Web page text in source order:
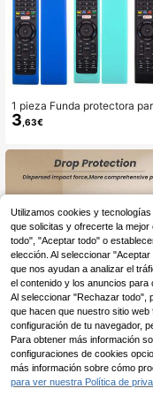
1 pieza Funda protectora
ol remoto de TV, compatible
MF-TX300P/RMF-TX200P/
ginal, Día de la Mujer,
nciales de viaje, Recuerdos
a, Y2k, Dormitorio,
automóviles de mujer,
e cocina, Decoración de
galo del Día de la Madre,
n de dormitorio, Jardín,
de cocina, Verano, Playa,
esenciales de viaje,
habitación, Suave,
3 ,63€
Funda protectora para los
remotos BN59-01315A,
5B, BN59-01315D, BN59-
on diseño antideslizante y a
3,70€
Utilizamos cookies y
que solicitas y ofrecerte la
todo", "Aceptar todo" o
elección. Al seleccionar
que nos ayudan a analizar el
el contenido y los anuncios para
Al seleccionar "Rechazar todo",
que hacen que nuestro sitio
configuración de tu navegador,
Para obtener más información
configuraciones de cookies
más información sobre cómo
para ver nuestra Política de